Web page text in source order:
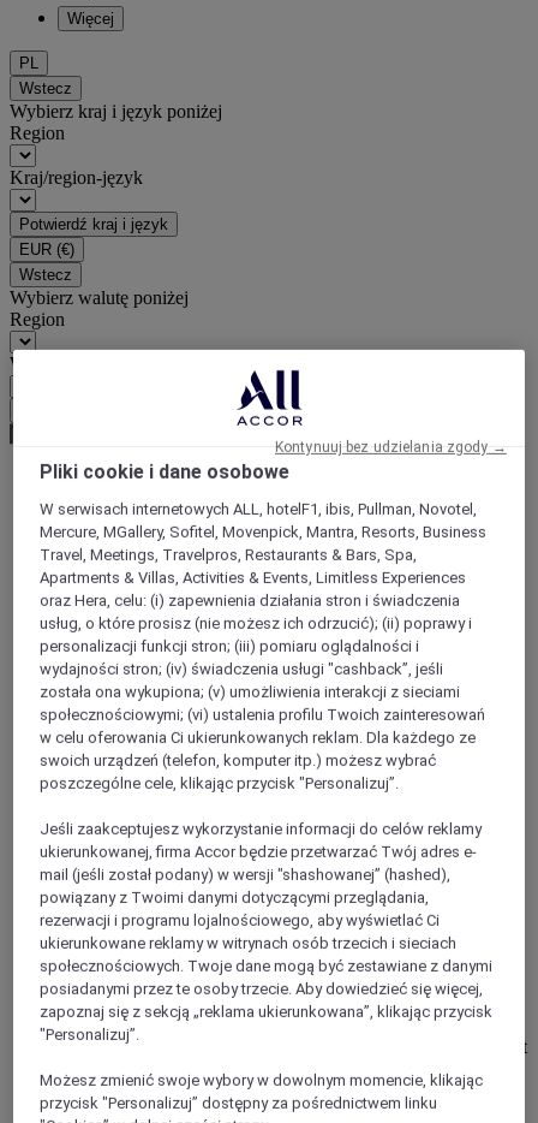
Więcej
PL
Wstecz
Wybierz kraj i język poniżej
Region
Kraj/region-język
Potwierdź kraj i język
EUR (€)
Wstecz
Wybierz walutę poniżej
Region
Waluta
World
Europe
France
Ile-de-France
SEINE-ET-MARNE
Brie Comte Robert
LE COUDRAY MONTCEAUX, Francja
Mercure Parc du Coudray Demeures de
Campagne
Located between Paris and Fontainebleau, this authentic guest
house is set in a 50-acre estate just outside Paris that aims to
provide a rural retreat that evokes your best childhood
memories. Whether it is a fireside reading nook, woodland
Pliki cookie i dane osobowe
W serwisach internetowych ALL, hotelF1, ibis, Pullman, Novotel,
Mercure, MGallery, Sofitel, Movenpick, Mantra, Resorts, Business
Travel, Meetings, Travelpros, Restaurants & Bars, Spa,
Apartments & Villas, Activities & Events, Limitless Experiences
oraz Hera, celu: (i) zapewnienia działania stron i świadczenia
usług, o które prosisz (nie możesz ich odrzucić); (ii) poprawy i
personalizacji funkcji stron; (iii) pomiaru oglądalności i
wydajności stron; (iv) świadczenia usługi "cashback”, jeśli
została ona wykupiona; (v) umożliwienia interakcji z sieciami
społecznościowymi; (vi) ustalenia profilu Twoich zainteresowań
w celu oferowania Ci ukierunkowanych reklam. Dla każdego ze
swoich urządzeń (telefon, komputer itp.) możesz wybrać
poszczególne cele, klikając przycisk "Personalizuj”.
Jeśli zaakceptujesz wykorzystanie informacji do celów reklamy
ukierunkowanej, firma Accor będzie przetwarzać Twój adres e-
mail (jeśli został podany) w wersji "shashowanej” (hashed),
powiązany z Twoimi danymi dotyczącymi przeglądania,
rezerwacji i programu lojalnościowego, aby wyświetlać Ci
ukierunkowane reklamy w witrynach osób trzecich i sieciach
społecznościowych. Twoje dane mogą być zestawiane z danymi
posiadanymi przez te osoby trzecie. Aby dowiedzieć się więcej,
zapoznaj się z sekcją „reklama ukierunkowana”, klikając przycisk
"Personalizuj”.
Możesz zmienić swoje wybory w dowolnym momencie, klikając
przycisk "Personalizuj” dostępny za pośrednictwem linku
Kontynuuj bez udzielania zgody →